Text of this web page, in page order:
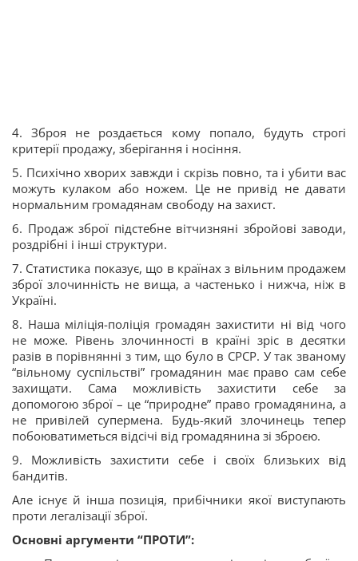
4. Зброя не роздається кому попало, будуть строгі
критерії продажу, зберігання і носіння.
5. Психічно хворих завжди і скрізь повно, та і убити вас
можуть кулаком або ножем. Це не привід не давати
нормальним громадянам свободу на захист.
6. Продаж зброї підстебне вітчизняні збройові заводи,
роздрібні і інші структури.
7. Статистика показує, що в країнах з вільним продажем
зброї злочинність не вища, а частенько і нижча, ніж в
Україні.
8. Наша міліція-поліція громадян захистити ні від чого
не може. Рівень злочинності в країні зріс в десятки
разів в порівнянні з тим, що було в СРСР. У так званому
“вільному суспільстві” громадянин має право сам себе
захищати. Сама можливість захистити себе за
допомогою зброї – це “природне” право громадянина, а
не привілей супермена. Будь-який злочинець тепер
побоюватиметься відсічі від громадянина зі зброєю.
9. Можливість захистити себе і своїх близьких від
бандитів.
Але існує й інша позиція, прибічники якої виступають
проти легалізації зброї.
Основні аргументи “ПРОТИ”: